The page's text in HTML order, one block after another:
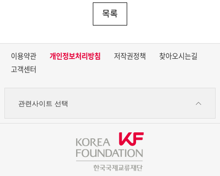
목록
이용약관 개인정보처리방침 저작권정책
찾아오시는길
고객센터
관련사이트 선택